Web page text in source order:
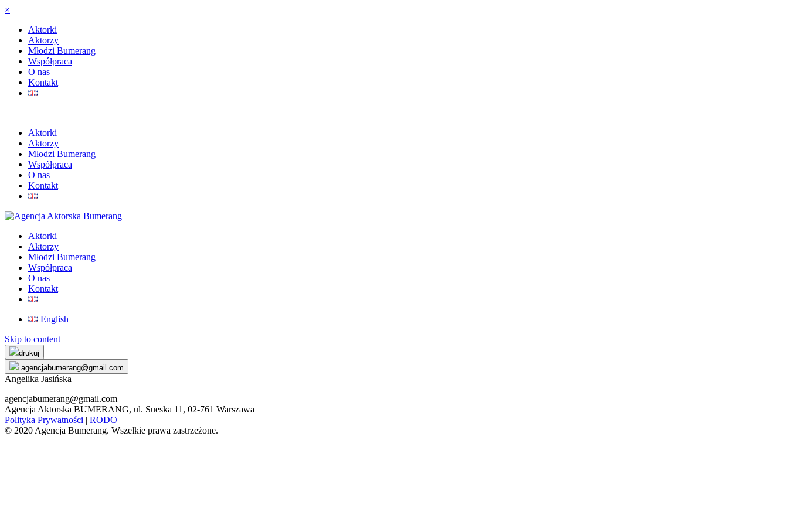
×
Aktorki
Aktorzy
Młodzi Bumerang
Współpraca
O nas
Kontakt
Aktorki
Aktorzy
Młodzi Bumerang
Współpraca
O nas
Kontakt
Aktorki
Aktorzy
Młodzi Bumerang
Współpraca
O nas
Kontakt
English
Skip to content
drukuj
agencjabumerang@gmail.com
Angelika Jasińska
agencjabumerang@gmail.com
Agencja Aktorska BUMERANG, ul. Sueska 11, 02-761 Warszawa
Polityka Prywatności | RODO
© 2020 Agencja Bumerang. Wszelkie prawa zastrzeżone.